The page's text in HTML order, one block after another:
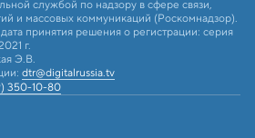
службой по надзору в сфере связи,
и массовых коммуникаций (Роскомнадзор).
принятия решения о регистрации: серия
г.
Э.В.
dtr@digitalrussia.tv
350-10-80